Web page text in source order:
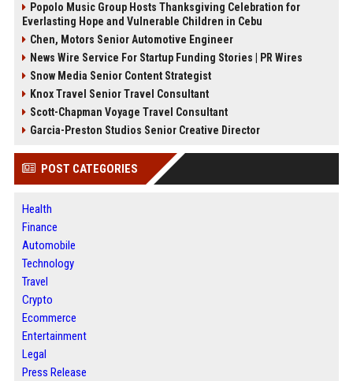
Popolo Music Group Hosts Thanksgiving Celebration for
Everlasting Hope and Vulnerable Children in Cebu
Chen, Motors Senior Automotive Engineer
News Wire Service For Startup Funding Stories | PR Wires
Snow Media Senior Content Strategist
Knox Travel Senior Travel Consultant
Scott-Chapman Voyage Travel Consultant
Garcia-Preston Studios Senior Creative Director
POST CATEGORIES
Health
Finance
Automobile
Technology
Travel
Crypto
Ecommerce
Entertainment
Legal
Press Release